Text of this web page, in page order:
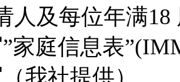
人及每位年满
家庭信息表
我社提供）